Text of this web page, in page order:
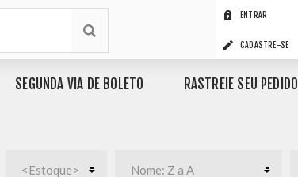
ENTRAR
CADASTRE-SE
SEGUNDA VIA DE BOLETO RASTREIE SEU PEDIDO